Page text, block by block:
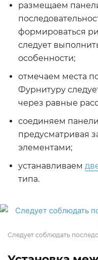
размещаем
формироваться
следует
особенности;
отмечаем места
Фурнитуру
через равные
соединяем
предусматривая
элементами;
устанавливаем
типа.
Следует соблюдать